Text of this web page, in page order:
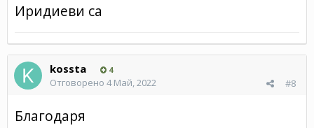
Иридиеви са
kossta 4
#8
Отговорено 4 Май, 2022
Благодаря